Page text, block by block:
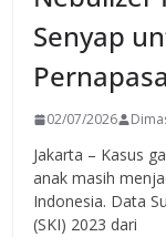
Senyap
02/07/2026
Jakarta – Kasus
anak masih
Indonesia. Data
(SKI) 2023 dari